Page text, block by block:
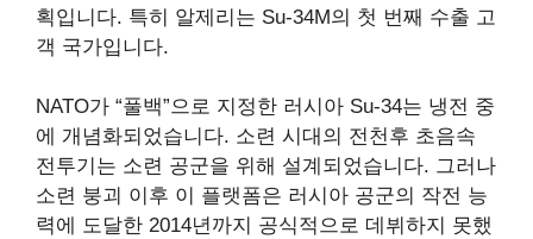
획입니다. 특히 알제리는 Su-34M의 첫 번째 수출 고
객 국가입니다.
NATO가 “풀백”으로 지정한 러시아 Su-34는 냉전 중
에 개념화되었습니다. 소련 시대의 전천후 초음속
전투기는 소련 공군을 위해 설계되었습니다. 그러나
소련 붕괴 이후 이 플랫폼은 러시아 공군의 작전 능
력에 도달한 2014년까지 공식적으로 데뷔하지 못했